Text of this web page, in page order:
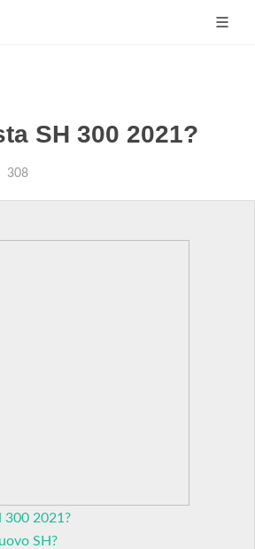
SH 300 2021?
308
300 2021?
SH?